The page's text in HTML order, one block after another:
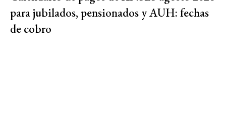
para jubilados, pensionados y AUH: fechas
de cobro